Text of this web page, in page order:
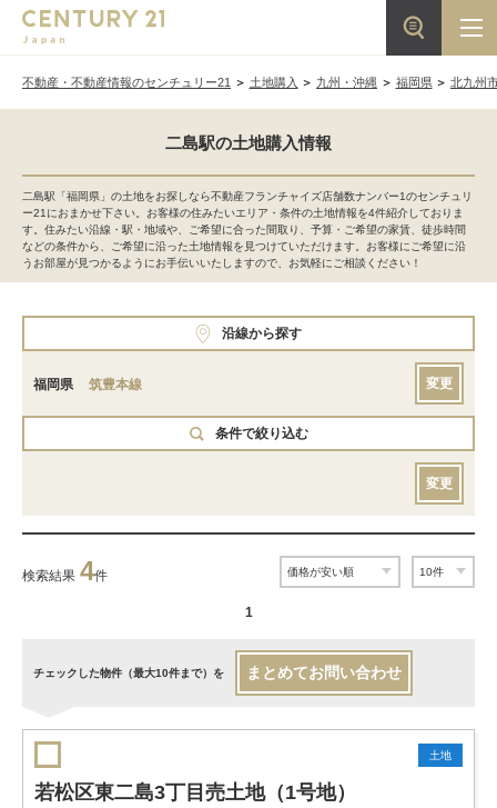
不動産・不動産情報のセンチュリー21 土地購入 九州・沖縄 福岡県 北九州
二島駅の土地購入情報
二島駅「福岡県」の土地をお探しなら不動産フランチャイズ店舗数ナンバー1のセンチュリ
ー21におまかせ下さい。お客様の住みたいエリア・条件の土地情報を4件紹介しておりま
す。住みたい沿線・駅・地域や、ご希望に合った間取り、予算・ご希望の家賃、徒歩時間
などの条件から、ご希望に沿った土地情報を見つけていただけます。お客様にご希望に沿
うお部屋が見つかるようにお手伝いいたしますので、お気軽にご相談ください！
沿線から探す
福岡県 筑豊本線 変更
条件で絞り込む
変更
検索結果 4件
1
チェックした物件（最大10件まで）を まとめてお問い合わせ
土地
若松区東二島3丁目売土地（1号地）